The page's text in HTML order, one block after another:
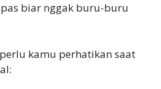
biar nggak buru-buru
kamu perhatikan saat